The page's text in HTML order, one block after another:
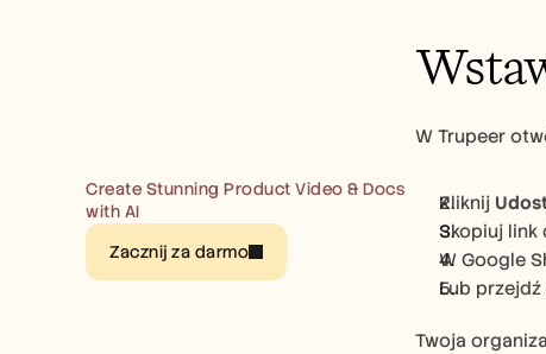
Create Stunning Product Video & Docs
with AI
Zacznij za darmo
W Trupeer
Kliknij
Skopiuj link
W Google
Lub
Twoja